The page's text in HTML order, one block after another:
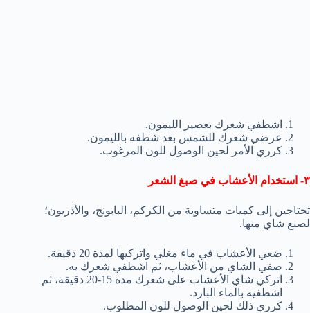
اشطفي شعرك بعصير الليمون.
عرضي شعرك للشمس بعد شطفه بالليمون.
كرري الأمر لحين الوصول للون المرغوب.
٣- استخدام الأعشاب في صبغ الشعر
تحتاجين إلى كميات متساوية من الكركم، البابونج، والأذريون؛
لصنع شاي منها.
ضعي الأعشاب في ماء مغلي واتركيها لمدة 20 دقيقة.
صفي الشاي من الأعشاب، ثم اشطفي شعرك به.
اتركي شاي الأعشاب على شعرك مدة 15-20 دقيقة، ثم
اشطفيه بالماء البارد.
كرري ذلك لحين الوصول للون المطلوب.